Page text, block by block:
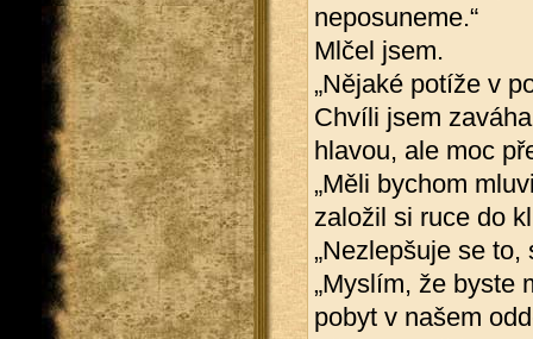
neposuneme.“
Mlčel jsem.
„Nějaké potíže v
Chvíli jsem
hlavou, ale moc
„Měli bychom
založil si ruce do
„Nezlepšuje se
„Myslím, že byste
pobyt v našem